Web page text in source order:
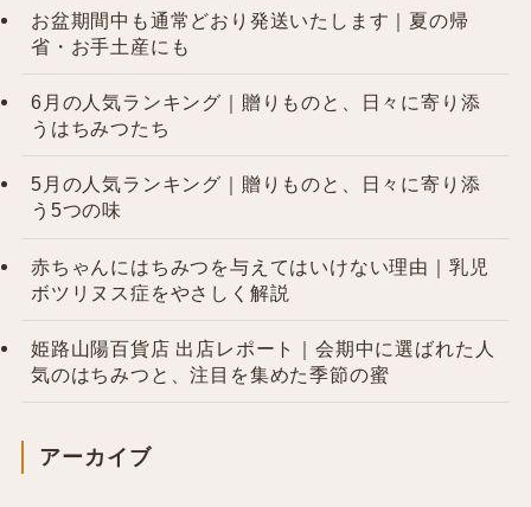
お盆期間中も通常どおり発送いたします｜夏の帰
省・お手土産にも
6月の人気ランキング｜贈りものと、日々に寄り添
うはちみつたち
5月の人気ランキング｜贈りものと、日々に寄り添
う5つの味
赤ちゃんにはちみつを与えてはいけない理由｜乳児
ボツリヌス症をやさしく解説
姫路山陽百貨店 出店レポート｜会期中に選ばれた人
気のはちみつと、注目を集めた季節の蜜
アーカイブ